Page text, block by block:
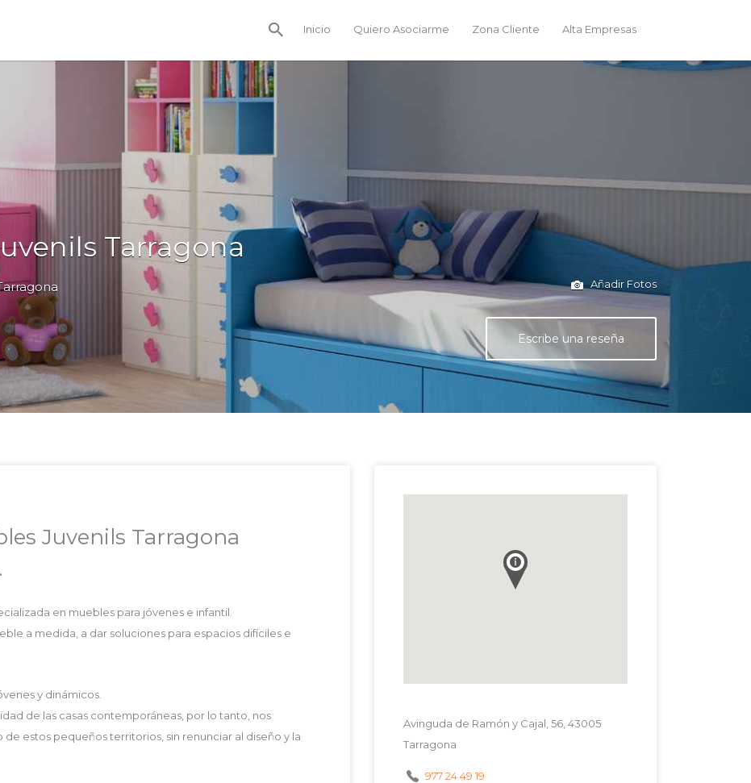
Inicio Quiero Asociarme Zona Cliente Alta Empresas
Tarragona
Añadir Fotos
Escribe una reseña
Juvenils Tarragona
en muebles para jóvenes e infantil.
a medida, a dar soluciones para espacios difíciles e
y dinámicos.
de las casas contemporáneas, por lo tanto, nos
estos pequeños territorios, sin renunciar al diseño y la
Avinguda de Ramón y Cajal, 56, 43005
Tarragona
977 24 49 19